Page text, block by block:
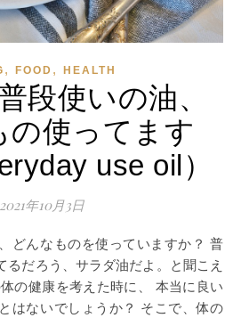
, FOOD , HEALTH
段使いの油、
の使ってます
use oil）
2021年10月3日
るだろう、サラダ油だよ。と聞こえ
の健康を考えた時に、 本当に良い
はないでしょうか？ そこで、体の